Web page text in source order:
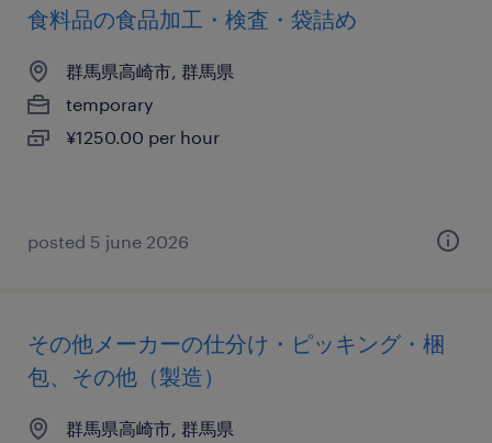
食料品の食品加工・検査・袋詰め
群馬県高崎市, 群馬県
temporary
¥1250.00 per hour
posted 5 june 2026
その他メーカーの仕分け・ピッキング・梱
包、その他（製造）
群馬県高崎市, 群馬県